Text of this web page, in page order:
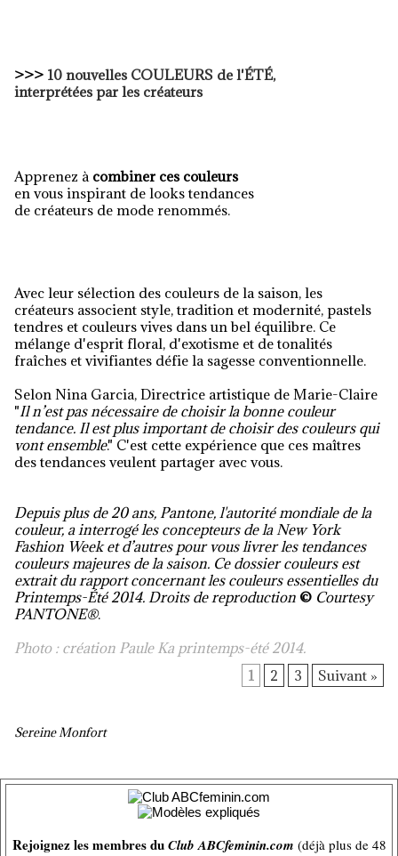
>>> 10 nouvelles COULEURS de l'ÉTÉ,
interprétées par les créateurs
Apprenez à combiner ces couleurs
en vous inspirant de looks tendances
de créateurs de mode renommés.
Avec leur sélection des couleurs de la saison, les
créateurs associent style, tradition et modernité, pastels
tendres et couleurs vives dans un bel équilibre. Ce
mélange d'esprit floral, d'exotisme et de tonalités
fraîches et vivifiantes défie la sagesse conventionnelle.
Selon Nina Garcia, Directrice artistique de Marie-Claire
"Il n’est pas nécessaire de choisir la bonne couleur
tendance. Il est plus important de choisir des couleurs qui
vont ensemble." C'est cette expérience que ces maîtres
des tendances veulent partager avec vous.
Depuis plus de 20 ans, Pantone, l'autorité mondiale de la
couleur, a interrogé les concepteurs de la New York
Fashion Week et d’autres pour vous livrer les tendances
couleurs majeures de la saison. Ce dossier couleurs est
extrait du rapport concernant les couleurs essentielles du
Printemps-Été 2014. Droits de reproduction © Courtesy
PANTONE®.
Photo : création Paule Ka printemps-été 2014.
1
2 3 Suivant »
Sereine Monfort
Rejoignez les membres duClub ABCfeminin.com (déjà plus de 48